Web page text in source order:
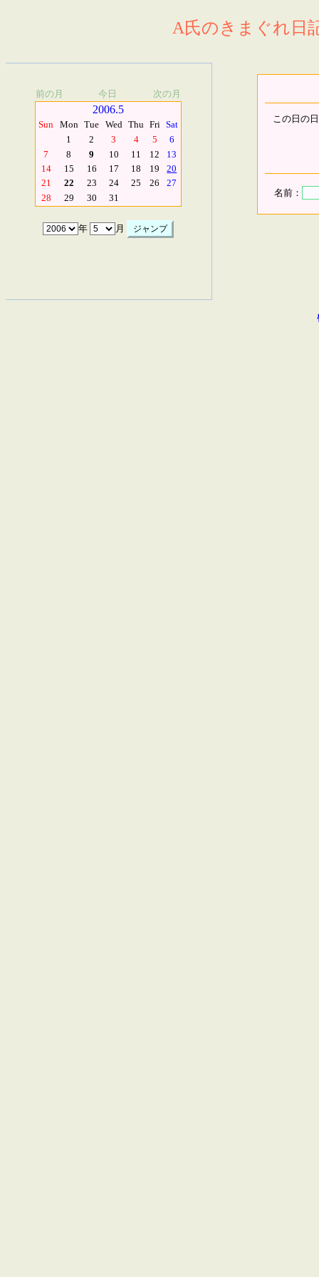
A氏のきまぐれ日
前の月 今日 次の月
2006.5
Sun Mon Tue Wed Thu Fri Sat
1
2 3 4 5
6
7
8 9 10 11 12
13
14
15 16 17 18 19
20
21
22 23 24 25 26
27
28
29 30 31
年 月
この日の
名前：